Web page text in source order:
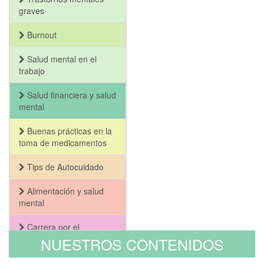
graves
Burnout
Salud mental en el
trabajo
Salud financiera y salud
mental
Buenas prácticas en la
toma de medicamentos
Tips de Autocuidado
Alimentación y salud
mental
Carrera por el
Bienestar y la Salud
MentalNUESTROS CONTENIDOS